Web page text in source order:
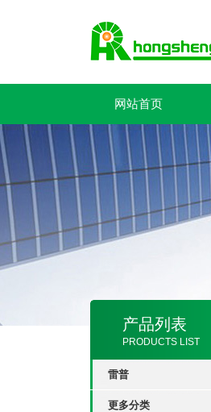
网站首页
产品列表
PRODUCTS LIST
雷普
更多分类